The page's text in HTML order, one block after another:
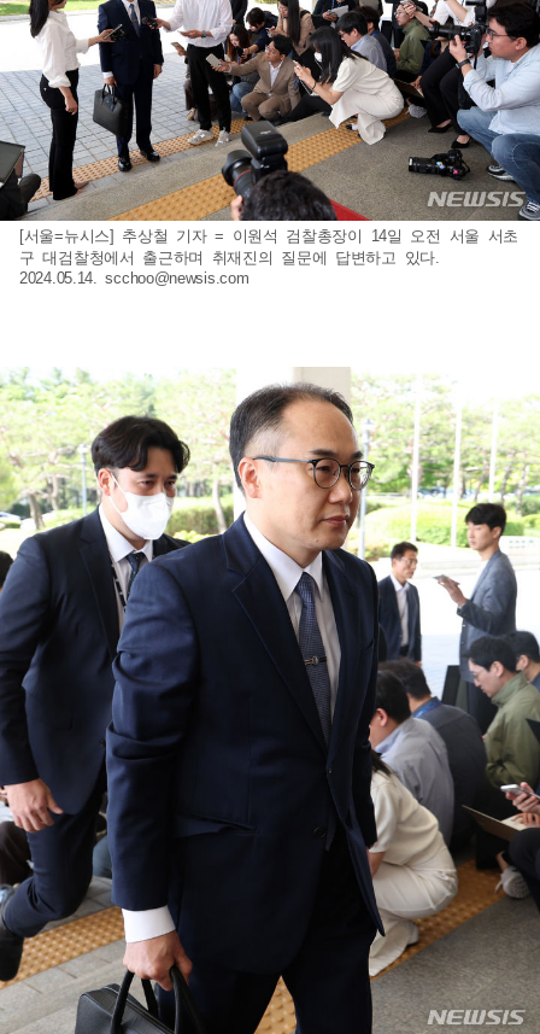
[서울=뉴시스] 추상철 기자 = 이원석 검찰총장이 14일 오전 서울 서초
구 대검찰청에서 출근하며 취재진의 질문에 답변하고 있다.
2024.05.14.scchoo@newsis.com